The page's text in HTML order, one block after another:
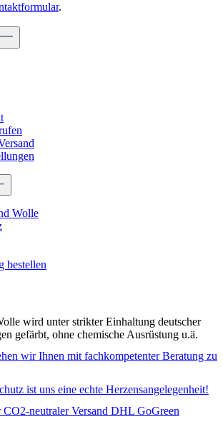
.
Wolle
bestellen
wird unter strikter Einhaltung deutscher
gefärbt, ohne chemische Ausrüstung u.ä.
wir Ihnen mit fachkompetenter Beratung zu
ist uns eine echte Herzensangelegenheit!
CO2-neutraler Versand DHL GoGreen